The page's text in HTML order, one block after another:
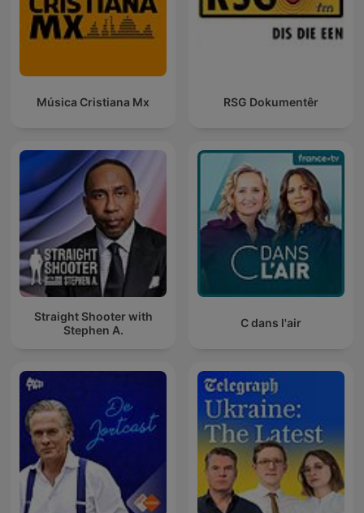
Música Cristiana Mx RSG Dokumentêr
Straight Shooter with
Stephen A.
C dans l'air